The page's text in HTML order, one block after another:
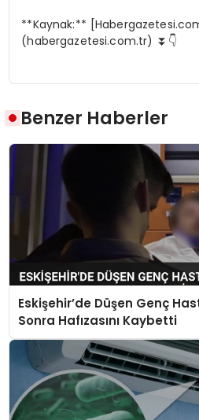
**Kaynak:**
(habergazetesi.com.tr) ⏬👇
Benzer Haberler
Eskişehir’de Düşen Genç
Sonra Hafızasını Kaybetti